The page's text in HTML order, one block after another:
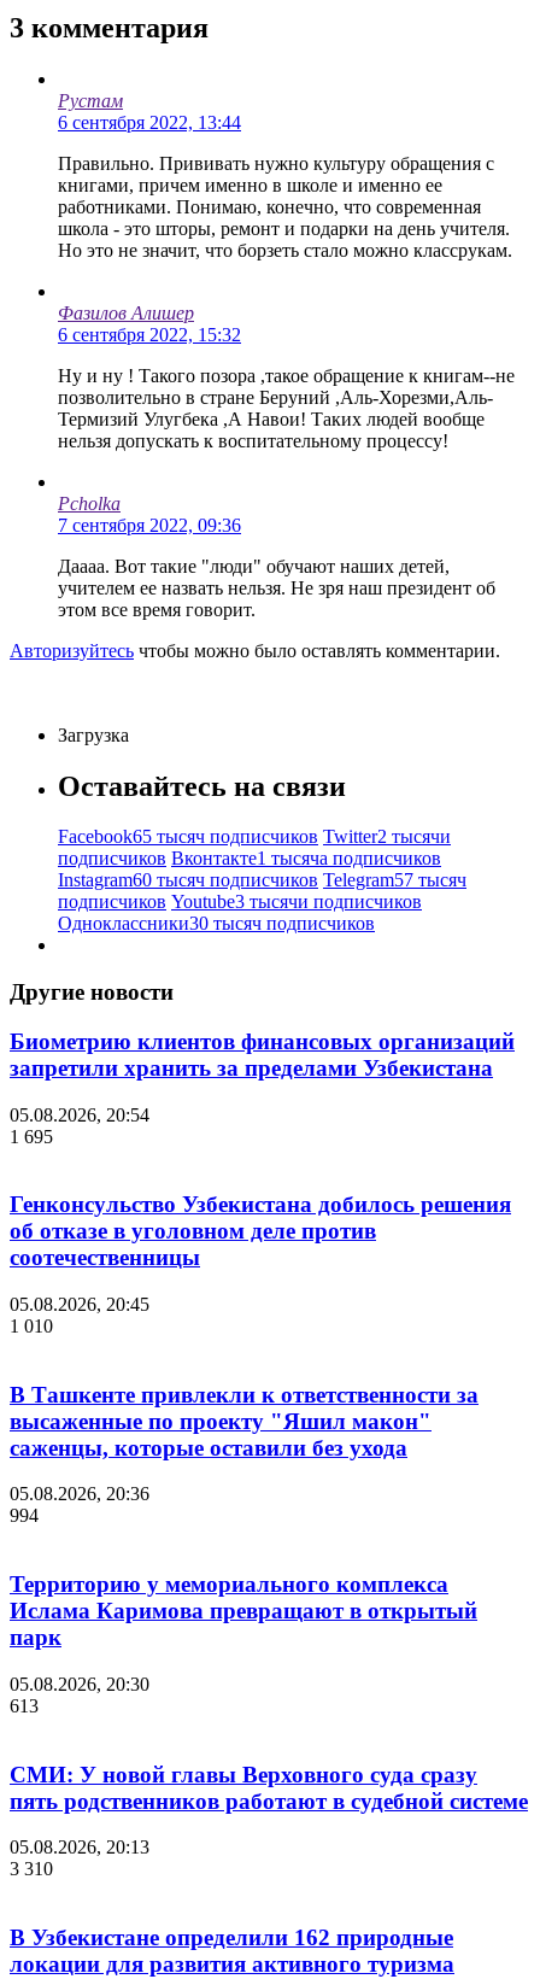
3 комментария
Рустам
6 сентября 2022, 13:44
Правильно. Прививать нужно культуру обращения с
книгами, причем именно в школе и именно ее
работниками. Понимаю, конечно, что современная
школа - это шторы, ремонт и подарки на день учителя.
Но это не значит, что борзеть стало можно классрукам.
Фазилов Алишер
6 сентября 2022, 15:32
Ну и ну ! Такого позора ,такое обращение к книгам--не
позволительно в стране Беруний ,Аль-Хорезми,Аль-
Термизий Улугбека ,А Навои! Таких людей вообще
нельзя допускать к воспитательному процессу!
Pcholka
7 сентября 2022, 09:36
Даааа. Вот такие "люди" обучают наших детей,
учителем ее назвать нельзя. Не зря наш президент об
этом все время говорит.
Авторизуйтесь чтобы можно было оставлять комментарии.
Загрузка
Оставайтесь на связи
Facebook65 тысяч подписчиков Twitter2 тысячи
подписчиков Вконтакте1 тысяча подписчиков
Instagram60 тысяч подписчиков Telegram57 тысяч
подписчиков Youtube3 тысячи подписчиков
Одноклассники30 тысяч подписчиков
Другие новости
Биометрию клиентов финансовых организаций
запретили хранить за пределами Узбекистана
05.08.2026, 20:54
1 695
Генконсульство Узбекистана добилось решения
об отказе в уголовном деле против
соотечественницы
05.08.2026, 20:45
1 010
В Ташкенте привлекли к ответственности за
высаженные по проекту "Яшил макон"
саженцы, которые оставили без ухода
05.08.2026, 20:36
994
Территорию у мемориального комплекса
Ислама Каримова превращают в открытый
парк
05.08.2026, 20:30
613
СМИ: У новой главы Верховного суда сразу
пять родственников работают в судебной системе
05.08.2026, 20:13
3 310
В Узбекистане определили 162 природные
локации для развития активного туризма